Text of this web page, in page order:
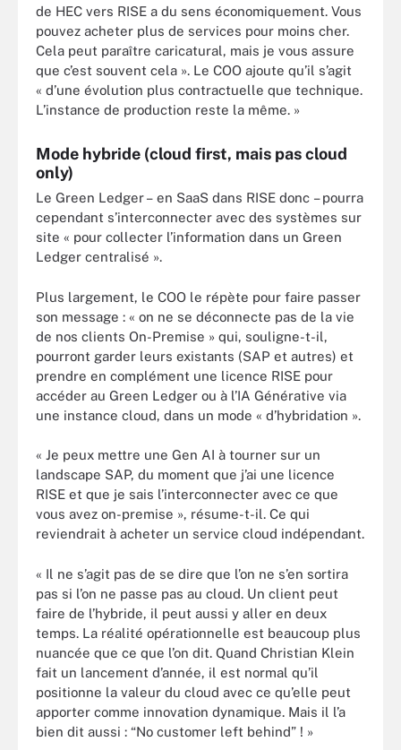
de HEC vers RISE a du sens économiquement. Vous
pouvez acheter plus de services pour moins cher.
Cela peut paraître caricatural, mais je vous assure
que c’est souvent cela ». Le COO ajoute qu’il s’agit
« d’une évolution plus contractuelle que technique.
L’instance de production reste la même. »
Mode hybride (cloud first, mais pas cloud
only)
Le Green Ledger – en SaaS dans RISE donc – pourra
cependant s’interconnecter avec des systèmes sur
site « pour collecter l’information dans un Green
Ledger centralisé ».
Plus largement, le COO le répète pour faire passer
son message : « on ne se déconnecte pas de la vie
de nos clients On-Premise » qui, souligne-t-il,
pourront garder leurs existants (SAP et autres) et
prendre en complément une licence RISE pour
accéder au Green Ledger ou à l’IA Générative via
une instance cloud, dans un mode « d’hybridation ».
« Je peux mettre une Gen AI à tourner sur un
landscape SAP, du moment que j’ai une licence
RISE et que je sais l’interconnecter avec ce que
vous avez on-premise », résume-t-il. Ce qui
reviendrait à acheter un service cloud indépendant.
« Il ne s’agit pas de se dire que l’on ne s’en sortira
pas si l’on ne passe pas au cloud. Un client peut
faire de l’hybride, il peut aussi y aller en deux
temps. La réalité opérationnelle est beaucoup plus
nuancée que ce que l’on dit. Quand Christian Klein
fait un lancement d’année, il est normal qu’il
positionne la valeur du cloud avec ce qu’elle peut
apporter comme innovation dynamique. Mais il l’a
bien dit aussi : “No customer left behind” ! »